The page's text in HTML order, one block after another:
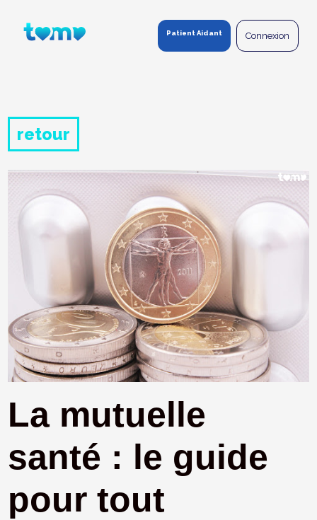
Patient Aidant Connexion
retour
La mutuelle
santé : le guide
pour tout